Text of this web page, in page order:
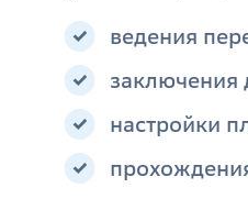
ведения
заключения
настройки